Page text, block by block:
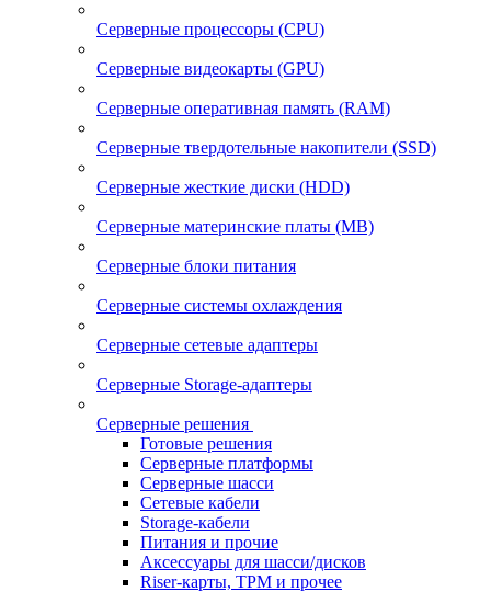
Серверные процессоры (CPU)
Серверные видеокарты (GPU)
Серверные оперативная память (RAM)
Серверные твердотельные накопители (SSD)
Серверные жесткие диски (HDD)
Серверные материнские платы (MB)
Серверные блоки питания
Серверные системы охлаждения
Серверные сетевые адаптеры
Серверные Storage-адаптеры
Серверные решения
Готовые решения
Серверные платформы
Серверные шасси
Сетевые кабели
Storage-кабели
Питания и прочие
Аксессуары для шасси/дисков
Riser-карты, TPM и прочее